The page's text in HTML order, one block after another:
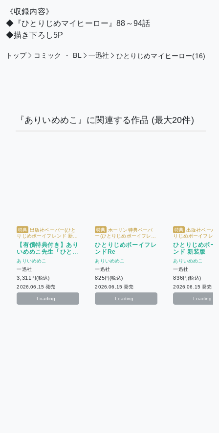
《収録内容》
◆『ひとりじめマイヒーロー』88～94話
◆描き下ろし5P
トップ コミック ・ BL 一迅社 ひとりじめマイヒーロー(16)
『ありいめめこ』に関連する作品 (最大20件)
特典 出版社ペーパー(ひと
りじめボーイフレンド 新装
版) + ホーリン特典ペーパー
(ひとりじめボーイフレンド
Re) + 【有償特典】アクリ
【有償特典付き】あり
いめめこ先生「ひとり
じめボーイフレンド
Re」「ひとりじめボ
ーイフレンド 新装
版」2冊セット
ありいめめこ
一迅社
3,311 円(税込)
2026.06.15 発売
Loading...
特典
ホーリン特典ペーパ
ー(ひとりじめボーイフレン
ひとりじめボーイフレ
ンドRe
ありいめめこ
一迅社
825円(税込)
2026.06.15 発売
Loading...
特典 出版社ペーパ
りじめボーイフレ
ひとりじめボー
ンド 新装版
ありいめめこ
一迅社
836円(税込)
2026.06.15 発売
Loading...